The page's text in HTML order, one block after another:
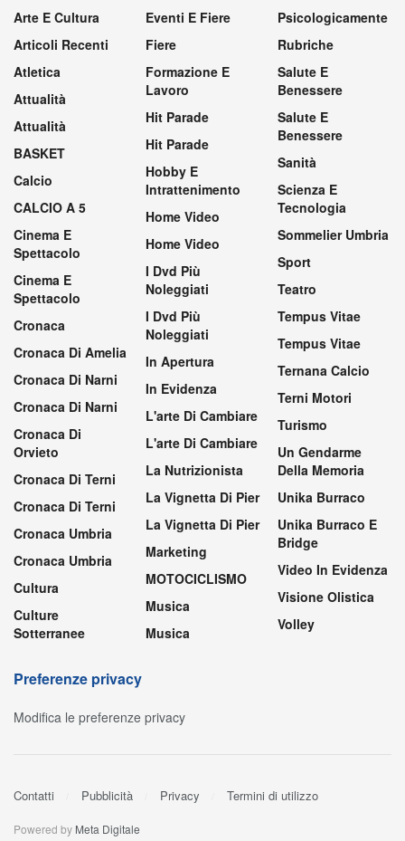
Arte E Cultura
Articoli Recenti
Atletica
Attualità
Attualità
BASKET
Calcio
CALCIO A 5
Cinema E
Spettacolo
Cinema E
Spettacolo
Cronaca
Cronaca Di Amelia
Cronaca Di Narni
Cronaca Di Narni
Cronaca Di
Orvieto
Cronaca Di Terni
Cronaca Di Terni
Cronaca Umbria
Cronaca Umbria
Cultura
Culture
Sotterranee
Eventi E Fiere
Fiere
Formazione E
Lavoro
Hit Parade
Hit Parade
Hobby E
Intrattenimento
Home Video
Home Video
I Dvd Più
Noleggiati
I Dvd Più
Noleggiati
In Apertura
In Evidenza
L'arte Di Cambiare
L'arte Di Cambiare
La Nutrizionista
La Vignetta Di Pier
La Vignetta Di Pier
Marketing
MOTOCICLISMO
Musica
Musica
Psicologicamente
Rubriche
Salute E
Benessere
Salute E
Benessere
Sanità
Scienza E
Tecnologia
Sommelier Umbria
Sport
Teatro
Tempus Vitae
Tempus Vitae
Ternana Calcio
Terni Motori
Turismo
Un Gendarme
Della Memoria
Unika Burraco
Unika Burraco E
Bridge
Video In Evidenza
Visione Olistica
Volley
Preferenze privacy
Modifica le preferenze privacy
Contatti Pubblicità Privacy Termini di utilizzo
Powered by Meta Digitale